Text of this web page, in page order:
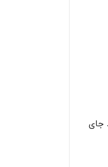
جای